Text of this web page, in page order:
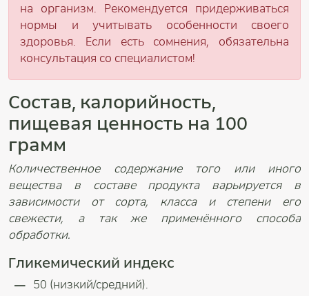
на организм. Рекомендуется придерживаться
нормы и учитывать особенности своего
здоровья. Если есть сомнения, обязательна
консультация со специалистом!
Состав, калорийность,
пищевая ценность на 100
грамм
Количественное содержание того или иного
вещества в составе продукта варьируется в
зависимости от сорта, класса и степени его
свежести, а так же применённого способа
обработки.
Гликемический индекс
50 (низкий/средний).